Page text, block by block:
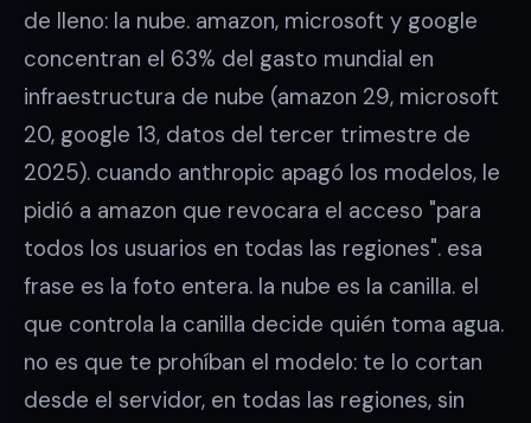
de lleno: la nube. amazon, microsoft y google
concentran el 63% del gasto mundial en
infraestructura de nube (amazon 29, microsoft
20, google 13, datos del tercer trimestre de
2025). cuando anthropic apagó los modelos, le
pidió a amazon que revocara el acceso "para
todos los usuarios en todas las regiones". esa
frase es la foto entera. la nube es la canilla. el
que controla la canilla decide quién toma agua.
no es que te prohíban el modelo: te lo cortan
desde el servidor, en todas las regiones, sin